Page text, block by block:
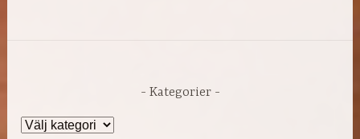
Kategorier
Kategorier